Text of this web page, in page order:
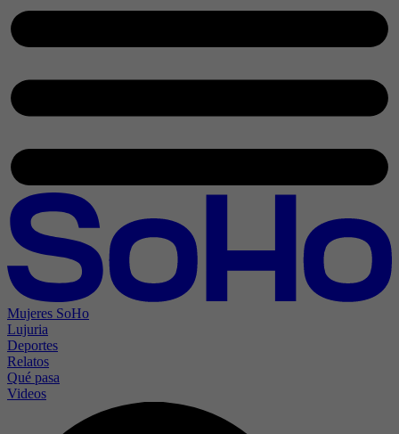
Mujeres SoHo
Lujuria
Deportes
Relatos
Qué pasa
Videos